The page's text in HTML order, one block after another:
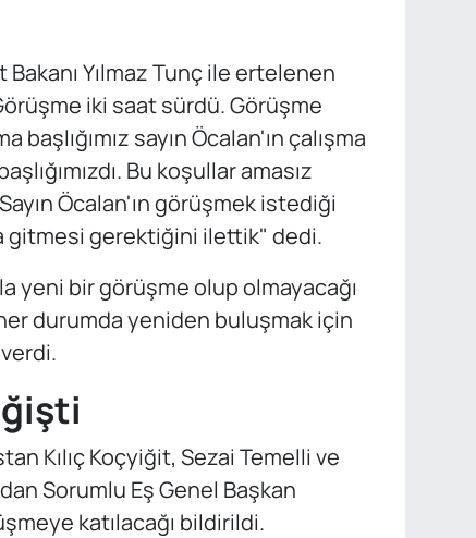
Yılmaz Tunç ile ertelenen
iki saat sürdü. Görüşme
başlığımız sayın Öcalan'ın çalışma
Bu koşullar amasız
Öcalan'ın görüşmek istediği
gitmesi gerektiğini ilettik" dedi.
yeni bir görüşme olup olmayacağı
durumda yeniden buluşmak için
Kılıç Koçyiğit, Sezai Temelli ve
Sorumlu Eş Genel Başkan
katılacağı bildirildi.